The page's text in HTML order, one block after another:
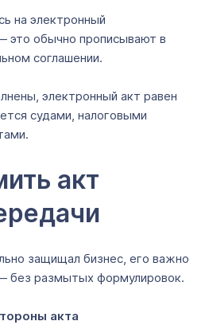
на электронный
это обычно прописывают в
соглашении.
электронный акт равен
судами, налоговыми
акт
защищал бизнес, его важно
без размытых формулировок.
акта